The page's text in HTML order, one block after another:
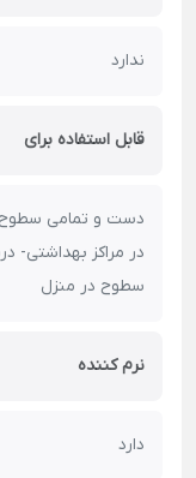
ندارد
قابل استفاده برای
سطوح در منزل
نرم کننده
دارد